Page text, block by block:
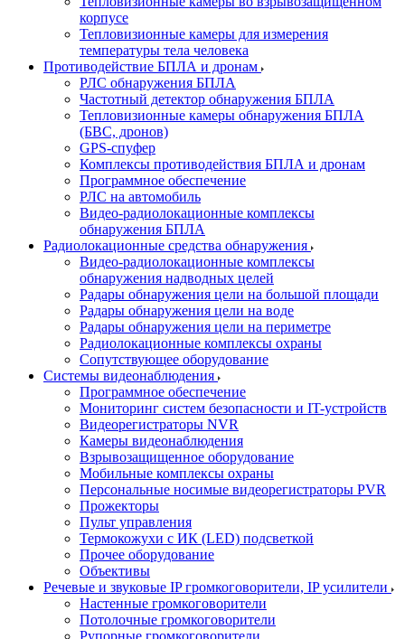
корпусе
Тепловизионные камеры для измерения
температуры тела человека
Противодействие БПЛА и дронам
РЛС обнаружения БПЛА
Частотный детектор обнаружения БПЛА
Тепловизионные камеры обнаружения БПЛА
(БВС, дронов)
GPS-спуфер
Комплексы противодействия БПЛА и дронам
Программное обеспечение
РЛС на автомобиль
Видео-радиолокационные комплексы
обнаружения БПЛА
Радиолокационные средства обнаружения
Видео-радиолокационные комплексы
обнаружения надводных целей
Радары обнаружения цели на большой площади
Радары обнаружения цели на воде
Радары обнаружения цели на периметре
Радиолокационные комплексы охраны
Сопутствующее оборудование
Системы видеонаблюдения
Программное обеспечение
Мониторинг систем безопасности и IT-устройств
Видеорегистраторы NVR
Камеры видеонаблюдения
Взрывозащищенное оборудование
Мобильные комплексы охраны
Персональные носимые видеорегистраторы PVR
Прожекторы
Пульт управления
Термокожухи с ИК (LED) подсветкой
Прочее оборудование
Объективы
Речевые и звуковые IP громкоговорители, IP усилители
Настенные громкоговорители
Потолочные громкоговорители
Рупорные громкоговорители